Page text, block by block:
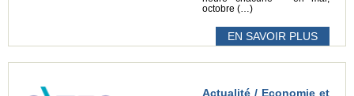
octobre (…)
EN SAVOIR PLUS
Actualité / Economie et